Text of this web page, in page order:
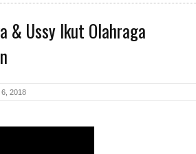
& Ussy Ikut Olahraga
2018